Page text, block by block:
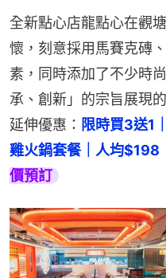
全新點心店龍點心在觀
懷，刻意採用馬賽克磚
素，同時添加了不少時
承、創新」的宗旨展現
延伸優惠： 限時買3送1
雞火鍋套餐｜人均$198
價預訂